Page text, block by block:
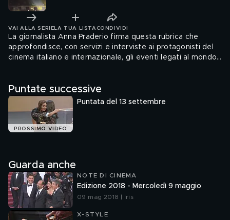
VAI ALLA SERIE LA TUA LISTA CONDIVIDI
La giornalista Anna Praderio firma questa rubrica che
approfondisce, con servizi e interviste ai protagonisti del
cinema italiano e internazionale, gli eventi legati al mondo
Puntate successive
PROSSIMO VIDEO
Puntata del 13 settembre
Guarda anche
NOTE DI CINEMA
Edizione 2018 - Mercoledì 9 maggio
09 mag 2018 | Iris
X-STYLE